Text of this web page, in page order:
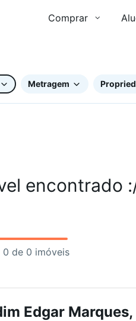
Comprar
Metragem
encontrado
0 de 0 imóveis
Edgar